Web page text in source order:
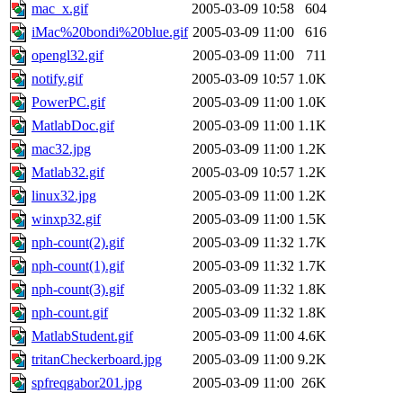
mac_x.gif
2005-03-09 10:58
604
iMac%20bondi%20blue.gif 2005-03-09 11:00
616
opengl32.gif
2005-03-09 11:00
711
notify.gif
2005-03-09 10:57 1.0K
PowerPC.gif
2005-03-09 11:00 1.0K
MatlabDoc.gif
2005-03-09 11:00 1.1K
mac32.jpg
2005-03-09 11:00 1.2K
Matlab32.gif
2005-03-09 10:57 1.2K
linux32.jpg
2005-03-09 11:00 1.2K
winxp32.gif
2005-03-09 11:00 1.5K
nph-count(2).gif
2005-03-09 11:32 1.7K
nph-count(1).gif
2005-03-09 11:32 1.7K
nph-count(3).gif
2005-03-09 11:32 1.8K
nph-count.gif
2005-03-09 11:32 1.8K
MatlabStudent.gif
2005-03-09 11:00 4.6K
tritanCheckerboard.jpg
2005-03-09 11:00 9.2K
spfreqgabor201.jpg
2005-03-09 11:00 26K